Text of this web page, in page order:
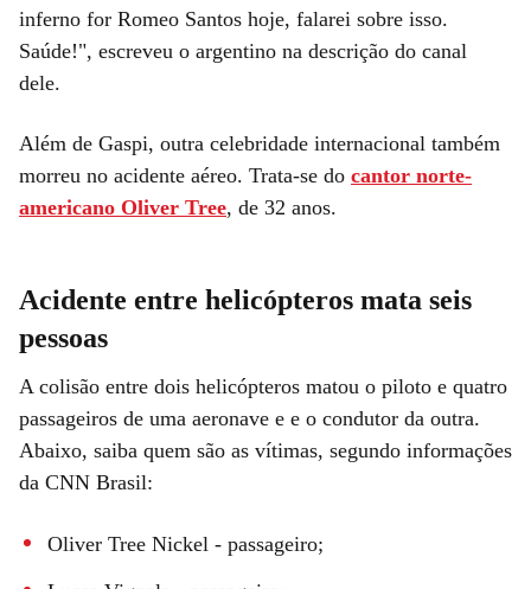
inferno for Romeo Santos hoje, falarei sobre isso.
Saúde!", escreveu o argentino na descrição do canal
dele.
Além de Gaspi, outra celebridade internacional também
morreu no acidente aéreo. Trata-se do cantor norte-
americano Oliver Tree, de 32 anos.
Acidente entre helicópteros mata seis
pessoas
A colisão entre dois helicópteros matou o piloto e quatro
passageiros de uma aeronave e e o condutor da outra.
Abaixo, saiba quem são as vítimas, segundo informações
da CNN Brasil:
Oliver Tree Nickel - passageiro;